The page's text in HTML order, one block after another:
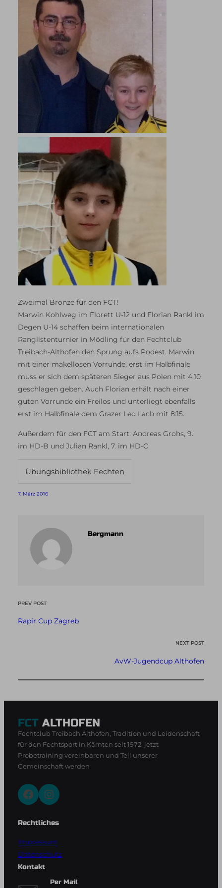
Zweimal Bronze für den FCT!
Marwin Kohlweg im Florett U-12 und Florian Rankl im
Degen U-14 schaffen beim internationalen
Ranglistenturnier in Mödling für den Fechtclub
Treibach-Althofen den Sprung aufs Podest. Marwin
mit einer makellosen Vorrunde, erst im Halbfinale
muss er sich dem späteren Sieger aus Polen mit 4:10
geschlagen geben. Auch Florian erhält nach einer
guten Vorrunde ein Freilos und unterliegt ebenfalls
erst im Halbfinale dem Grazer Leo Lach mit 8:15.
Außerdem für den FCT am Start: Andreas Grohs, 9.
im HD-B und Julian Rankl, 7. im HD-C.
Übungsbibliothek Fechten
7. März 2016
Bergmann
PREV POST
Rapir Cup Zagreb
NEXT POST
AvW-Jugendcup Althofen
FCT ALTHOFEN
Fechtclub Treibach Althofen, Tradition und Leidenschaft
für den Fechtsport in Kärnten seit 1972, jetzt
Probetraining vereinbaren und Teil unserer
Gemeinschaft werden
Facebook Instagram
Rechtliches
Impressum
Datenschutz
Kontakt
Per Mail